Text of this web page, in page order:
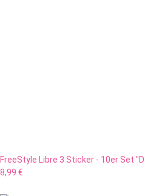
FreeStyle Libre 3 Sticker - 10er Set
8,99 €